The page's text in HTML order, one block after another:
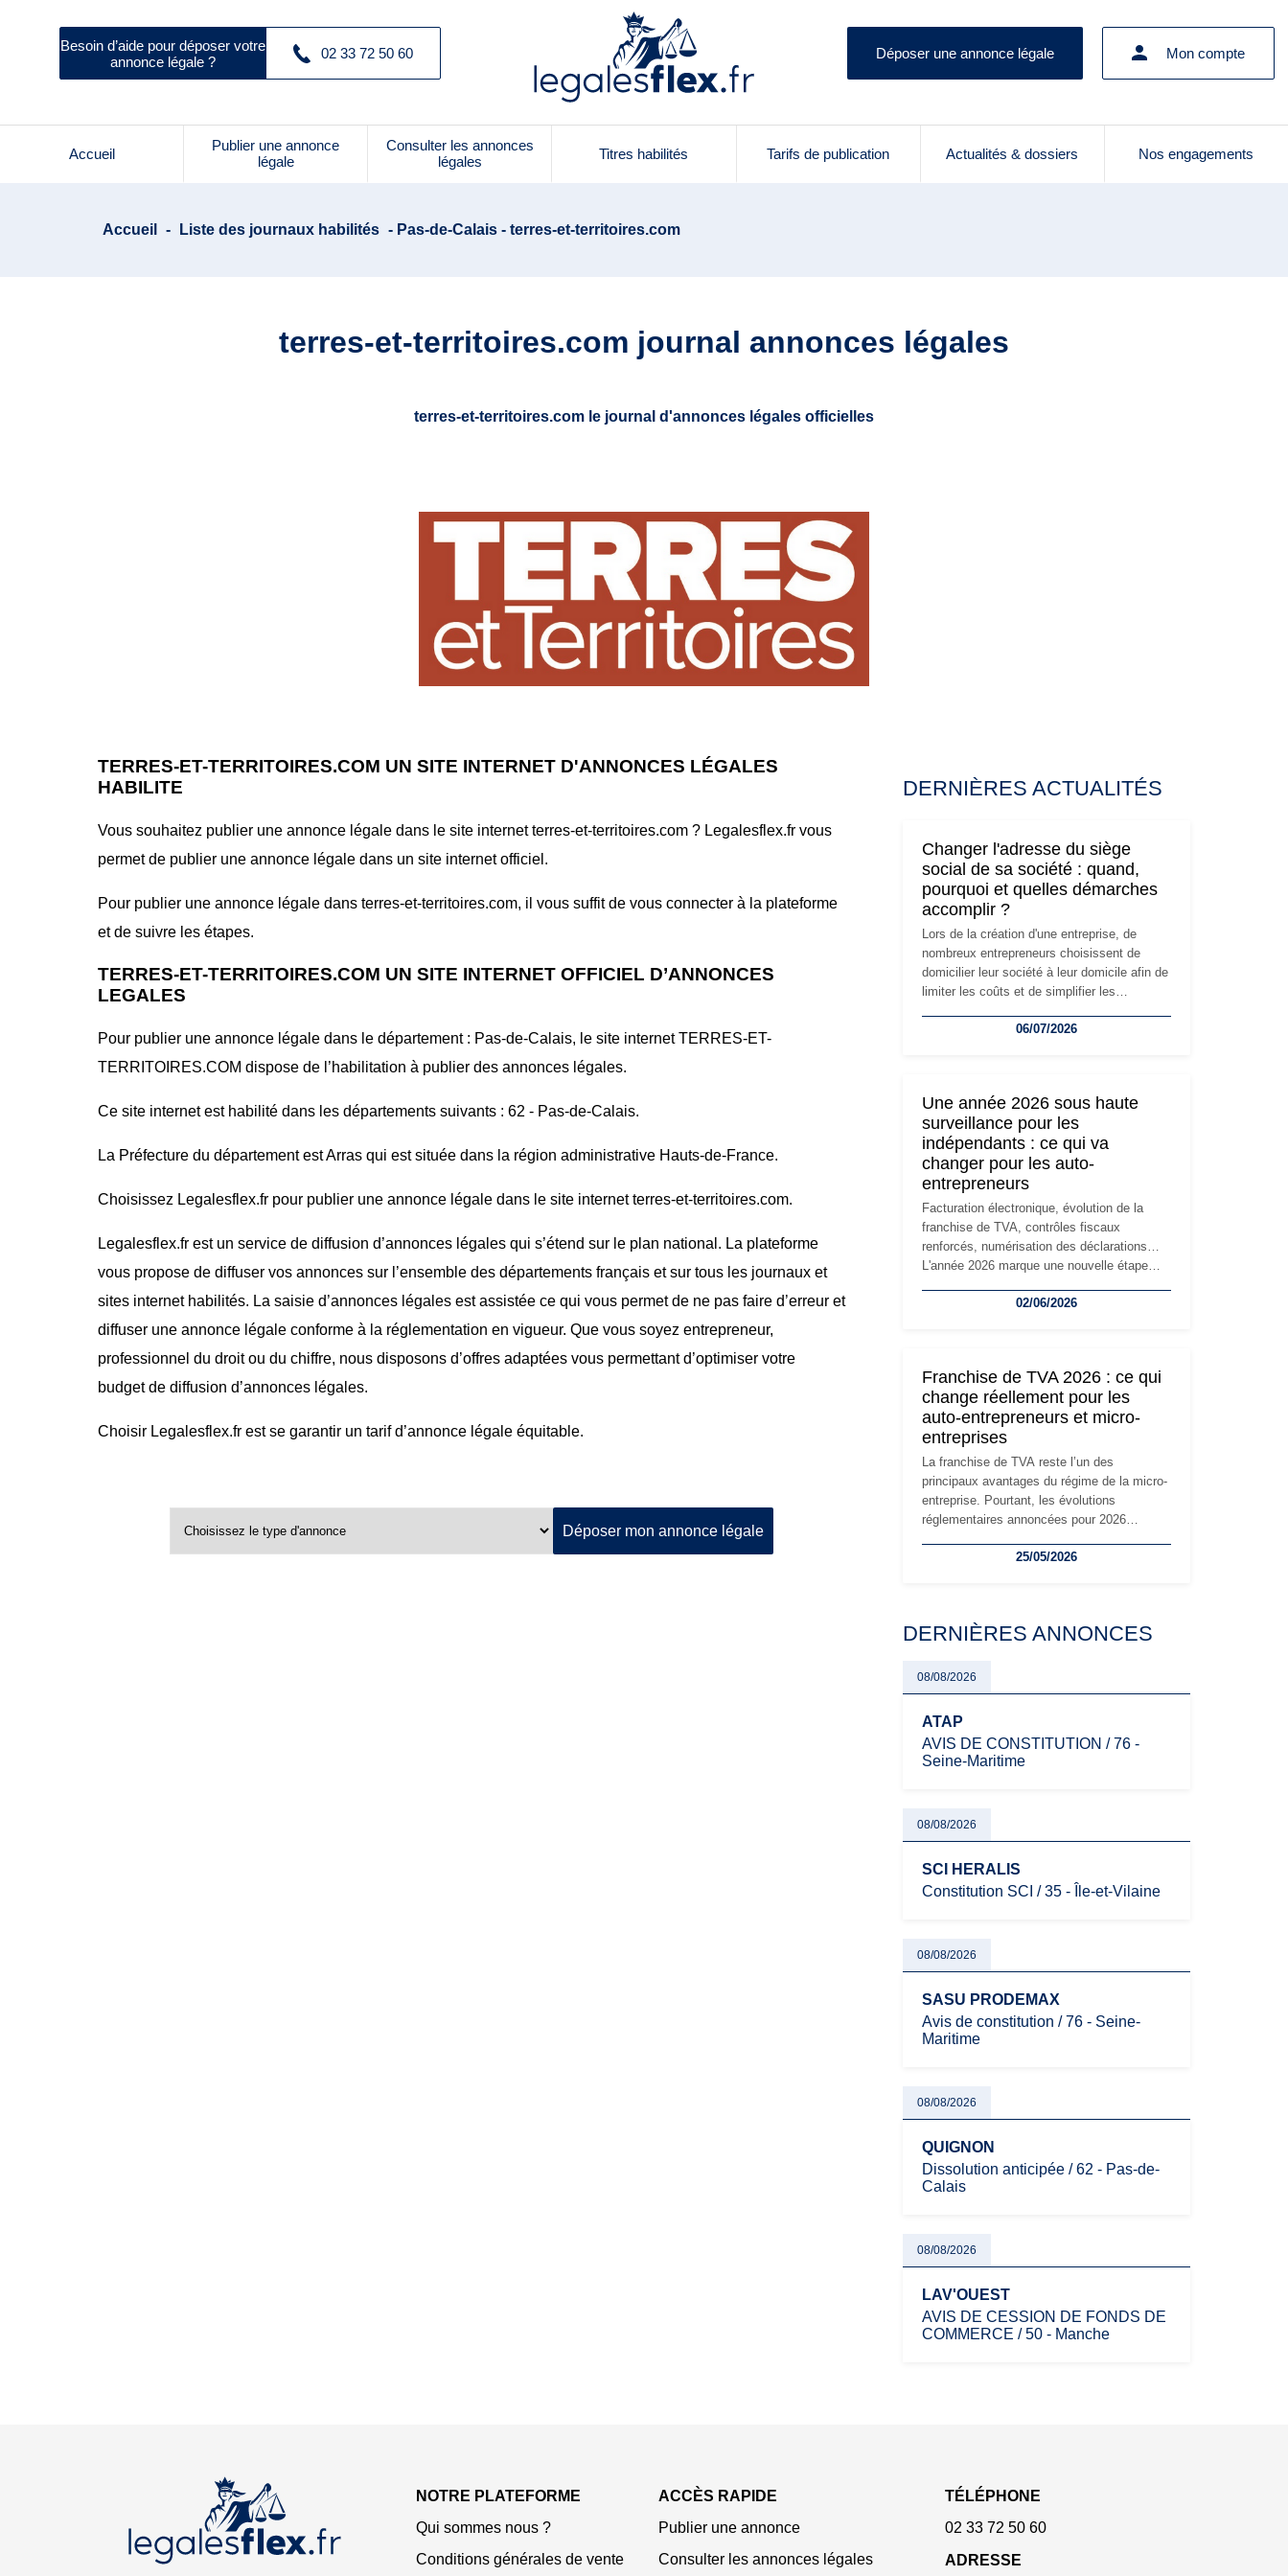
Besoin d’aide pour déposer votre
annonce légale ?
02 33 72 50 60 Déposer une annonce légale Mon compte
Accueil
Publier une annonce
légale
Consulter les annonces
légales
Titres habilités Tarifs de publication Actualités & dossiers Nos engagements
Accueil - Liste des journaux habilités - Pas-de-Calais - terres-et-territoires.com
terres-et-territoires.com journal annonces légales
terres-et-territoires.com le journal d'annonces légales officielles
TERRES-ET-TERRITOIRES.COM UN SITE INTERNET D'ANNONCES LÉGALES
HABILITE
Vous souhaitez publier une annonce légale dans le site internet terres-et-territoires.com ? Legalesflex.fr vous
permet de publier une annonce légale dans un site internet officiel.
Pour publier une annonce légale dans terres-et-territoires.com, il vous suffit de vous connecter à la plateforme
et de suivre les étapes.
TERRES-ET-TERRITOIRES.COM UN SITE INTERNET OFFICIEL D’ANNONCES
LEGALES
Pour publier une annonce légale dans le département : Pas-de-Calais, le site internet TERRES-ET-
TERRITOIRES.COM dispose de l’habilitation à publier des annonces légales.
Ce site internet est habilité dans les départements suivants : 62 - Pas-de-Calais.
La Préfecture du département est Arras qui est située dans la région administrative Hauts-de-France.
Choisissez Legalesflex.fr pour publier une annonce légale dans le site internet terres-et-territoires.com.
Legalesflex.fr est un service de diffusion d’annonces légales qui s’étend sur le plan national. La plateforme
vous propose de diffuser vos annonces sur l’ensemble des départements français et sur tous les journaux et
sites internet habilités. La saisie d’annonces légales est assistée ce qui vous permet de ne pas faire d’erreur et
diffuser une annonce légale conforme à la réglementation en vigueur. Que vous soyez entrepreneur,
professionnel du droit ou du chiffre, nous disposons d’offres adaptées vous permettant d’optimiser votre
budget de diffusion d’annonces légales.
Choisir Legalesflex.fr est se garantir un tarif d’annonce légale équitable.
Déposer mon annonce légale
DERNIÈRES ACTUALITÉS
Changer l'adresse du siège
social de sa société : quand,
pourquoi et quelles démarches
accomplir ?
Lors de la création d'une entreprise, de
nombreux entrepreneurs choisissent de
domicilier leur société à leur domicile afin de
limiter les coûts et de simplifier les
l'activité, cette solution peut rapidement
siège social répond souvent à une nouvelle
étape de la vie de l'entreprise et implique
plusieurs formalités obligatoires.
06/07/2026
Une année 2026 sous haute
surveillance pour les
indépendants : ce qui va
changer pour les auto-
entrepreneurs
Facturation électronique, évolution de la
franchise de TVA, contrôles fiscaux
renforcés, numérisation des déclarations…
L'année 2026 marque une nouvelle étape
travailleurs indépendants. Si le régime de la
réglementaire plus exigeant. Décryptage des
principaux changements et des précautions
à prendre pour éviter les mauvaises
surprises.
02/06/2026
Franchise de TVA 2026 : ce qui
change réellement pour les
auto-entrepreneurs et micro-
entreprises
La franchise de TVA reste l’un des
principaux avantages du régime de la micro-
entreprise. Pourtant, les évolutions
réglementaires annoncées pour 2026
les auto-entrepreneurs, artisans et
évoluent dans un contexte de contrôle
oblige les indépendants à rester
particulièrement vigilants.
25/05/2026
DERNIÈRES ANNONCES
08/08/2026
ATAP
AVIS DE CONSTITUTION / 76 -
Seine-Maritime
08/08/2026
SCI HERALIS
Constitution SCI / 35 - Île-et-Vilaine
08/08/2026
SASU PRODEMAX
Avis de constitution / 76 - Seine-
Maritime
08/08/2026
QUIGNON
Dissolution anticipée / 62 - Pas-de-
Calais
08/08/2026
LAV'OUEST
AVIS DE CESSION DE FONDS DE
COMMERCE / 50 - Manche
NOTRE PLATEFORME
Qui sommes nous ?
Conditions générales de vente
ACCÈS RAPIDE
Publier une annonce
Consulter les annonces légales
TÉLÉPHONE
02 33 72 50 60
ADRESSE